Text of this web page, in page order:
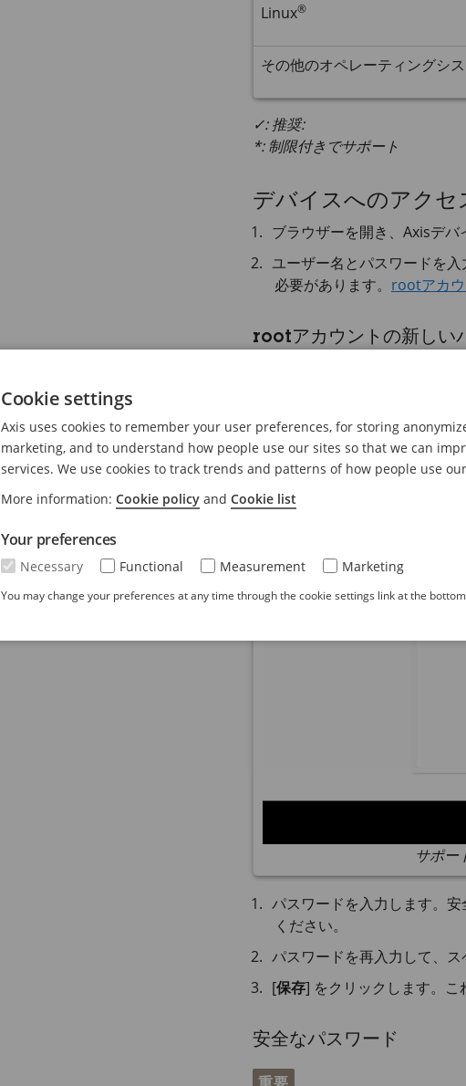
Linux®
その他のオペレーティングシ
✓: 推奨:
*: 制限付きでサポート
デバイスへのアクセ
ブラウザーを開き、Axisデバ
ユーザー名とパスワードを
必要があります。 rootアカ
rootアカウントの新しい
時の設定にリセットしてく
サポー
パスワードを入力します。
ください。
パスワードを再入力して、ス
[保存] をクリックします。こ
安全なパスワード
Cookie settings
Axis uses cookies to remember your user preferences, for storing
marketing, and to understand how people use our sites so that we can
services. We use cookies to track trends and patterns of how people use
More information: Cookie policy and Cookie list
Your preferences
Necessary Functional Measurement Marketing
You may change your preferences at any time through the cookie settings link at the